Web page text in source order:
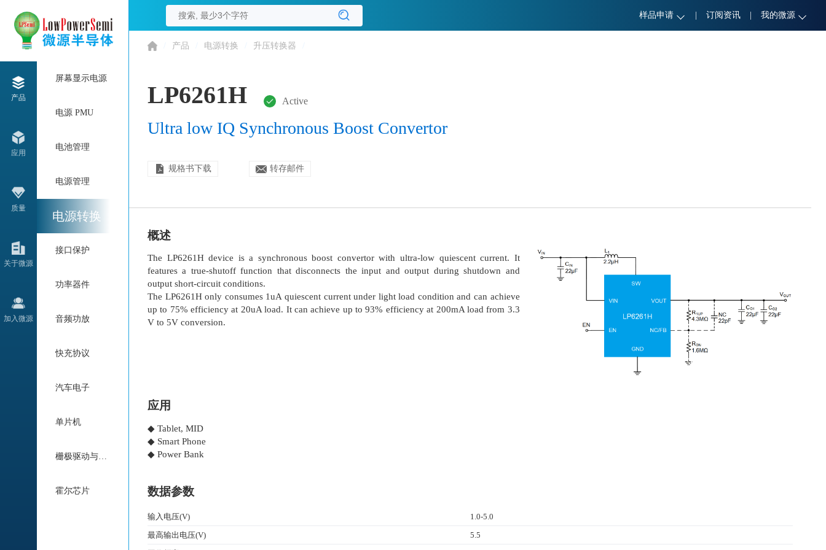
样品申请 订阅资讯 我的微源
产品
应用
质量
关于微源
加入微源
屏幕显示电源
电源 PMU
电池管理
电源管理
电源转换
接口保护
功率器件
音频功放
快充协议
汽车电子
单片机
栅极驱动与电机驱动
霍尔芯片
产品 电源转换 升压转换器
LP6261H Active
Ultra low IQ Synchronous Boost Convertor
规格书下载 转存邮件
概述
The LP6261H device is a synchronous boost convertor with ultra-low quiescent current. It
features a true-shutoff function that disconnects the input and output during shutdown and
output short-circuit conditions.
The LP6261H only consumes 1uA quiescent current under light load condition and can achieve
up to 75% efficiency at 20uA load. It can achieve up to 93% efficiency at 200mA load from 3.3
V to 5V conversion.
应用
◆ Tablet, MID
◆ Smart Phone
◆ Power Bank
数据参数
输入电压(V)
1.0-5.0
最高输出电压(V)
5.5